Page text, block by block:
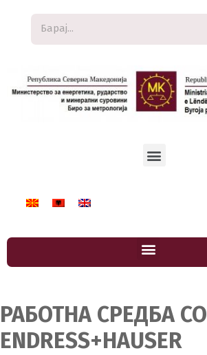
РАБОТНА СРЕДБА СО
ENDRESS+HAUSER